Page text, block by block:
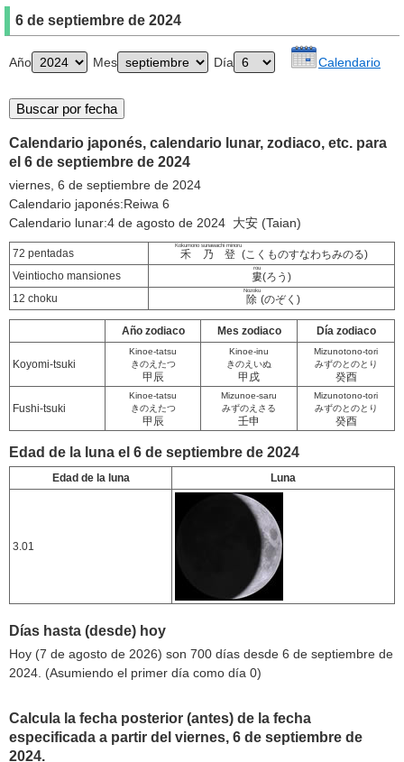
6 de septiembre de 2024
Año Mes Día Calendario
Calendario japonés, calendario lunar, zodiaco, etc. para
el 6 de septiembre de 2024
viernes, 6 de septiembre de 2024
Calendario japonés:Reiwa 6
Calendario lunar:4 de agosto de 2024 大安 (Taian)
72 pentadas 禾乃登
Kokumono sunawachi minoru
(こくものすなわちみのる)
Veintiocho mansiones
婁
rou
(ろう)
12 choku
除
Nozoku
(のぞく)
Año zodiaco Mes zodiaco Día zodiaco
Koyomi-tsuki
Kinoe-tatsu
きのえたつ
甲辰
Kinoe-inu
きのえいぬ
甲戌
Mizunotono-tori
みずのとのとり
癸酉
Fushi-tsuki
Kinoe-tatsu
きのえたつ
甲辰
Mizunoe-saru
みずのえさる
壬申
Mizunotono-tori
みずのとのとり
癸酉
Edad de la luna el 6 de septiembre de 2024
Edad de la luna Luna
3.01
Días hasta (desde) hoy
Hoy (7 de agosto de 2026) son 700 días desde 6 de septiembre de
2024. (Asumiendo el primer día como día 0)
Calcula la fecha posterior (antes) de la fecha
especificada a partir del viernes, 6 de septiembre de
2024.